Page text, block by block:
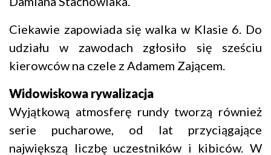
Ciekawie zapowiada się walka w Klasie 6. Do
udziału w zawodach zgłosiło się sześciu
kierowców na czele z Adamem Zającem.
Widowiskowa rywalizacja
Wyjątkową atmosferę rundy tworzą również
serie pucharowe, od lat przyciągające
największą liczbę uczestników i kibiców. W